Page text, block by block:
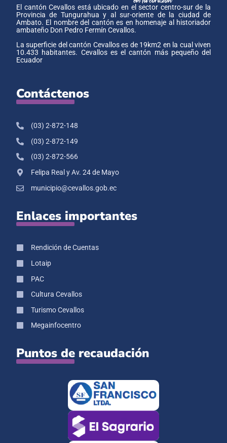
El cantón Cevallos está ubicado en el sector centro-sur de la
Provincia de Tungurahua y al sur-oriente de la ciudad de
Ambato. El nombre del cantón es en homenaje al historiador
ambateño Don Pedro Fermín Cevallos.
La superficie del cantón Cevallos es de 19km2 en la cual viven
10.433 habitantes. Cevallos es el cantón más pequeño del
Ecuador
Contáctenos
(03) 2-872-148
(03) 2-872-149
(03) 2-872-566
Felipa Real y Av. 24 de Mayo
municipio@cevallos.gob.ec
Enlaces importantes
Rendición de Cuentas
Lotaip
PAC
Cultura Cevallos
Turismo Cevallos
Megainfocentro
Puntos de recaudación